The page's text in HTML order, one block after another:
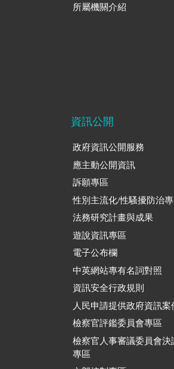
所屬機關介紹
資訊公開
政府資訊公開服務
應主動公開資訊
訴願專區
性別主流化/性騷擾防治
法務研究計畫與成果
遊說資訊專區
電子公布欄
中英網站專有名詞對照
資訊安全行政規則
人民申請提供政府資訊案
檢察官評鑑委員會專區
檢察官人事審議委員會決
專區